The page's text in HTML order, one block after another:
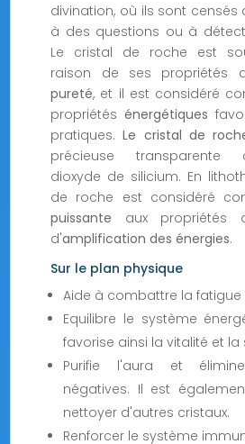
divination, où ils sont
à des questions ou à
Le cristal de roche est
raison de ses propriétés
pureté, et il est considéré
propriétésénergétiques
pratiques.Le cristal de
précieuse transparente
dioxyde de silicium. En
de roche est considéré
puissante aux propriétés
d'amplification des énergies.
Sur le plan physique
Aide à combattre la fatigue
Equilibre le système
favorise ainsi la vitalité et
Purifie l'aura et
négatives. Il est
nettoyer d'autres cristaux.
Renforcer le système